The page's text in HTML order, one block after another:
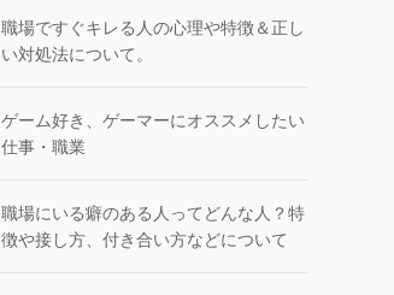
職場ですぐキレる人の心理や特徴＆正し
い対処法について。
ゲーム好き、ゲーマーにオススメしたい
仕事・職業
職場にいる癖のある人ってどんな人？特
徴や接し方、付き合い方などについて